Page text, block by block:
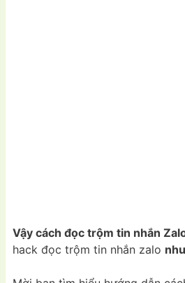
Vậy cách đọc trộm tin nhắn
hack đọc trộm tin nhắn zalo